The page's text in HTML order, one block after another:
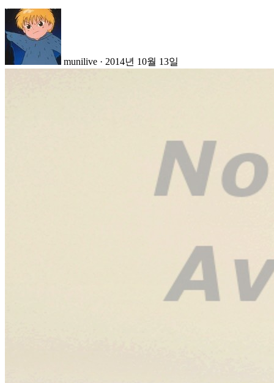
munilive · 2014년 10월 13일